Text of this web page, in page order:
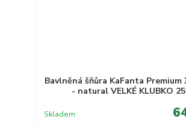
Bavlněná šňůra KaFanta Premium
- natural VELKÉ KLUBKO
Skladem